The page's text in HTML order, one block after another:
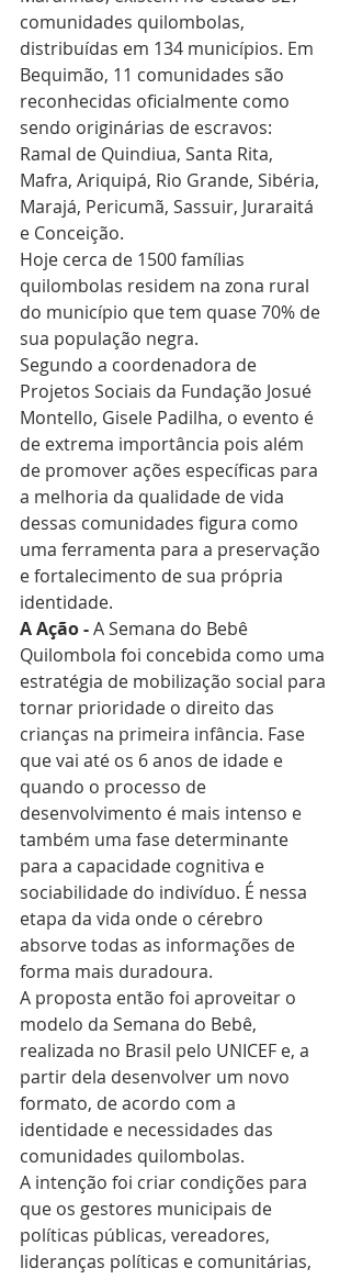
comunidades quilombolas,
distribuídas em 134 municípios. Em
Bequimão, 11 comunidades são
reconhecidas oficialmente como
sendo originárias de escravos:
Ramal de Quindiua, Santa Rita,
Mafra, Ariquipá, Rio Grande, Sibéria,
Marajá, Pericumã, Sassuir, Juraraitá
e Conceição.
Hoje cerca de 1500 famílias
quilombolas residem na zona rural
do município que tem quase 70% de
sua população negra.
Segundo a coordenadora de
Projetos Sociais da Fundação Josué
Montello, Gisele Padilha, o evento é
de extrema importância pois além
de promover ações específicas para
a melhoria da qualidade de vida
dessas comunidades figura como
uma ferramenta para a preservação
e fortalecimento de sua própria
identidade.
A Ação - A Semana do Bebê
Quilombola foi concebida como uma
estratégia de mobilização social para
tornar prioridade o direito das
crianças na primeira infância. Fase
que vai até os 6 anos de idade e
quando o processo de
desenvolvimento é mais intenso e
também uma fase determinante
para a capacidade cognitiva e
sociabilidade do indivíduo. É nessa
etapa da vida onde o cérebro
absorve todas as informações de
forma mais duradoura.
A proposta então foi aproveitar o
modelo da Semana do Bebê,
realizada no Brasil pelo UNICEF e, a
partir dela desenvolver um novo
formato, de acordo com a
identidade e necessidades das
comunidades quilombolas.
A intenção foi criar condições para
que os gestores municipais de
políticas públicas, vereadores,
lideranças políticas e comunitárias,